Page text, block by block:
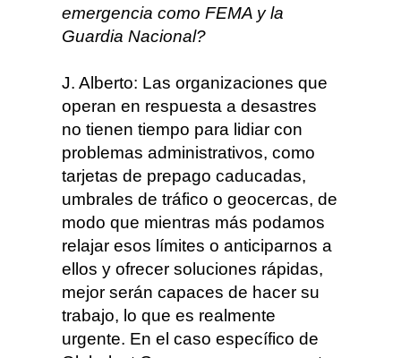
emergencia como FEMA y la
Guardia Nacional?
J. Alberto: Las organizaciones que
operan en respuesta a desastres
no tienen tiempo para lidiar con
problemas administrativos, como
tarjetas de prepago caducadas,
umbrales de tráfico o geocercas, de
modo que mientras más podamos
relajar esos límites o anticiparnos a
ellos y ofrecer soluciones rápidas,
mejor serán capaces de hacer su
trabajo, lo que es realmente
urgente. En el caso específico de